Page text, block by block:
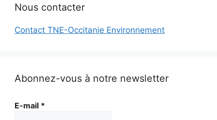
Nous contacter
Contact TNE-Occitanie Environnement
Abonnez-vous à notre newsletter
E-mail *